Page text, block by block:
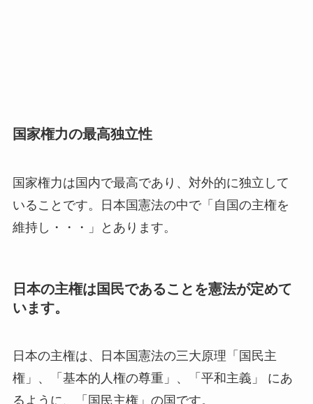
国家権力の最高独立性
国家権力は国内で最高であり、対外的に独立して
いることです。日本国憲法の中で「自国の主権を
維持し・・・」とあります。
日本の主権は国民であることを憲法が定めて
います。
日本の主権は、日本国憲法の三大原理「国民主
権」、「基本的人権の尊重」、「平和主義」 にあ
るように、「国民主権」の国です。